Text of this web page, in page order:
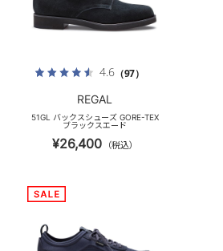
4.6（97）
REGAL
51GL バックスシューズ GORE-TEX
ブラックスエード
¥26,400 （税込）